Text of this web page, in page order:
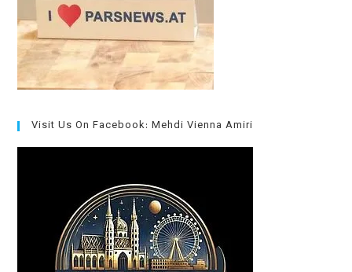
Visit Us On Facebook: Mehdi Vienna Amiri